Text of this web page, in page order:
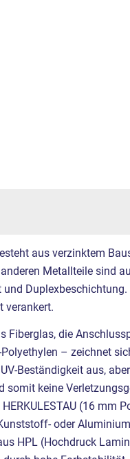
aus verzinktem
Metallteile sind
verankert.
Fiberglas, die
– zeichnet
Beständigkeit aus,
somit keine
(16 mm
oder
HPL (Hochdruck